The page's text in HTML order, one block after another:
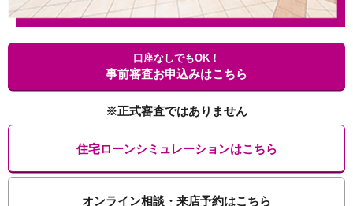
口座なしでもOK！
事前審査お申込みはこちら
※正式審査ではありません
住宅ローンシミュレーションはこちら
オンライン相談・来店予約はこちら